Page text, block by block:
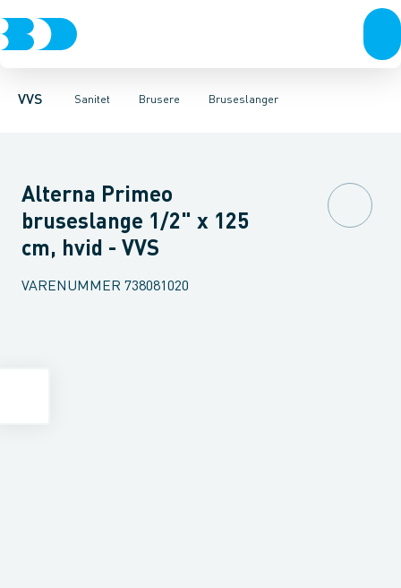
VVS Sanitet
Rør & fittingsPressfittings & rørKuglehaner & ventiler
Brusere
Toiletter, sæder og cisterner VaskeArmaturer
Bruseslanger
HåndbrusereBruseslanger BrusesætBrusestænger
Alterna Primeo
bruseslange 1/2" x 125
cm, hvid - VVS
VARENUMMER 738081020